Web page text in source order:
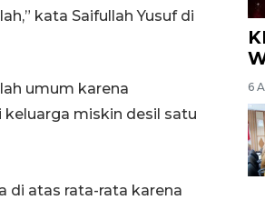
kata Saifullah Yusuf di
umum karena
miskin desil satu
di atas rata-rata karena
6